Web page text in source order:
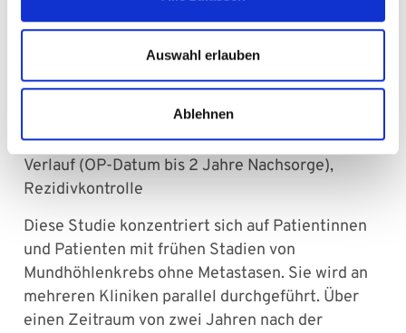
Auswahl erlauben
Ablehnen
zum Verlauf von Tumoren der Mundhöhle in
niedrigen klinischen Stadien
Kollektiv:Klinisch T1/T2 Erst-
Mundhöhlenkarzinome, cN0, cM0
Studienziel:Evaluation der Lebensqualität im
Verlauf (OP-Datum bis 2 Jahre Nachsorge),
Rezidivkontrolle
Diese Studie konzentriert sich auf Patientinnen
und Patienten mit frühen Stadien von
Mundhöhlenkrebs ohne Metastasen. Sie wird an
mehreren Kliniken parallel durchgeführt. Über
einen Zeitraum von zwei Jahren nach der